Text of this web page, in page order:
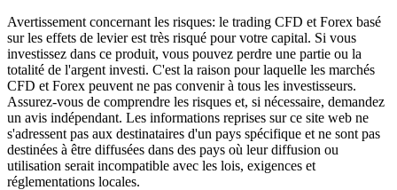
Avertissement concernant les risques: le trading CFD et Forex basé
sur les effets de levier est très risqué pour votre capital. Si vous
investissez dans ce produit, vous pouvez perdre une partie ou la
totalité de l'argent investi. C'est la raison pour laquelle les marchés
CFD et Forex peuvent ne pas convenir à tous les investisseurs.
Assurez-vous de comprendre les risques et, si nécessaire, demandez
un avis indépendant. Les informations reprises sur ce site web ne
s'adressent pas aux destinataires d'un pays spécifique et ne sont pas
destinées à être diffusées dans des pays où leur diffusion ou
utilisation serait incompatible avec les lois, exigences et
réglementations locales.